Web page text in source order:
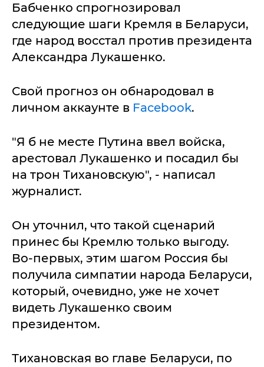
Бабченко спрогнозировал
следующие шаги Кремля в Беларуси,
где народ восстал против президента
Александра Лукашенко.
Свой прогноз он обнародовал в
личном аккаунте в Facebook.
"Я б не месте Путина ввел войска,
арестовал Лукашенко и посадил бы
на трон Тихановскую", - написал
журналист.
Он уточнил, что такой сценарий
принес бы Кремлю только выгоду.
Во-первых, этим шагом Россия бы
получила симпатии народа Беларуси,
который, очевидно, уже не хочет
видеть Лукашенко своим
президентом.
Тихановская во главе Беларуси, по